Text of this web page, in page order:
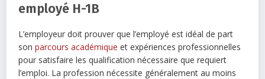
employé H-1B
L’employeur doit prouver que l’employé est idéal de part
sonparcours académique et expériences professionnelles
pour satisfaire les qualification nécessaire que requiert
l’emploi. La profession nécessite généralement au moins